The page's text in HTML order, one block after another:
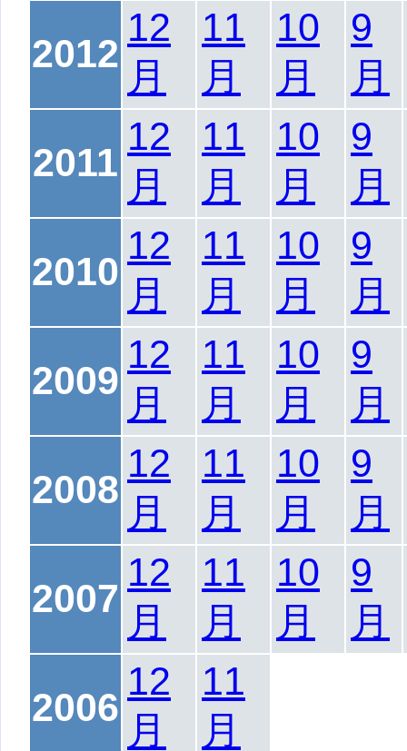
2012
12
月
11
月
10
月
9
月
2011
12
月
11
月
10
月
9
月
2010
12
月
11
月
10
月
9
月
2009
12
月
11
月
10
月
9
月
2008
12
月
11
月
10
月
9
月
2007
12
月
11
月
10
月
9
月
2006
12
月
11
月